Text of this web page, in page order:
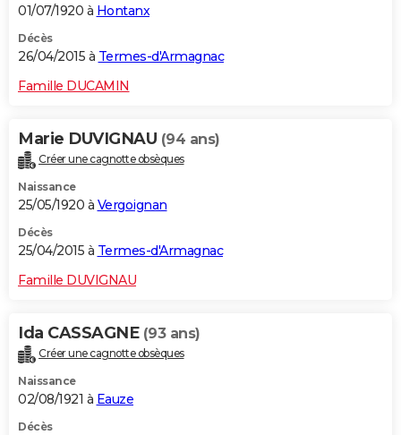
01/07/1920 à Hontanx
Décès
26/04/2015 à Termes-d'Armagnac
Famille DUCAMIN
Marie DUVIGNAU (94 ans)
Créer une cagnotte obsèques
Naissance
25/05/1920 à Vergoignan
Décès
25/04/2015 à Termes-d'Armagnac
Famille DUVIGNAU
Ida CASSAGNE (93 ans)
Créer une cagnotte obsèques
Naissance
02/08/1921 à Eauze
Décès